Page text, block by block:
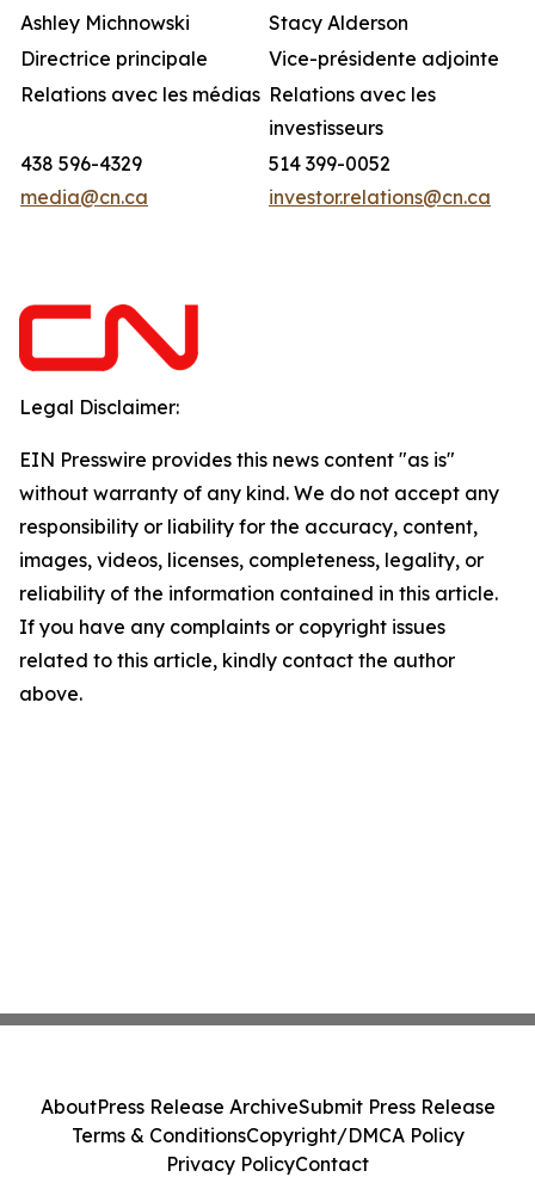
Ashley Michnowski
Stacy Alderson
Directrice principale
Vice-présidente adjointe
Relations avec les médias Relations avec les
investisseurs
438 596-4329
media@cn.ca
514 399-0052
investor.relations@cn.ca
Legal Disclaimer:
EIN Presswire provides this news content "as is"
without warranty of any kind. We do not accept any
responsibility or liability for the accuracy, content,
images, videos, licenses, completeness, legality, or
reliability of the information contained in this article.
If you have any complaints or copyright issues
related to this article, kindly contact the author
above.
AboutPress Release ArchiveSubmit Press Release
Terms & ConditionsCopyright/DMCA Policy
Privacy PolicyContact